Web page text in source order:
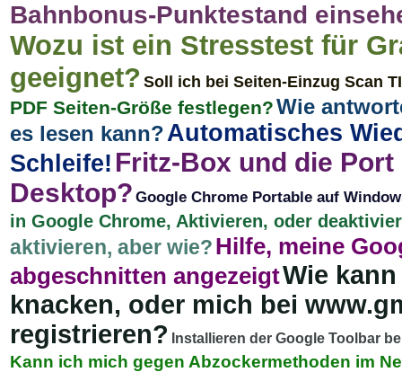
Bahnbonus-Punktestand
Wozu ist ein Stresstest für
geeignet? Soll ich bei Seiten-Einzug Scan
PDF Seiten-Größe festlegen?Wie
es lesen kann?Automatisches
Schleife! Fritz-Box und die
Desktop? Google Chrome Portable auf
in Google Chrome, Aktivieren, oder
aktivieren, aber wie?Hilfe, meine
abgeschnitten angezeigtWie
knacken, oder mich bei
registrieren? Installieren der Google Toolbar
Kann ich mich gegen Abzockermethoden im